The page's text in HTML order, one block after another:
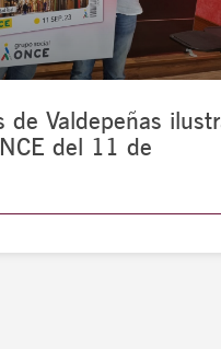
de Valdepeñas
del 11 de